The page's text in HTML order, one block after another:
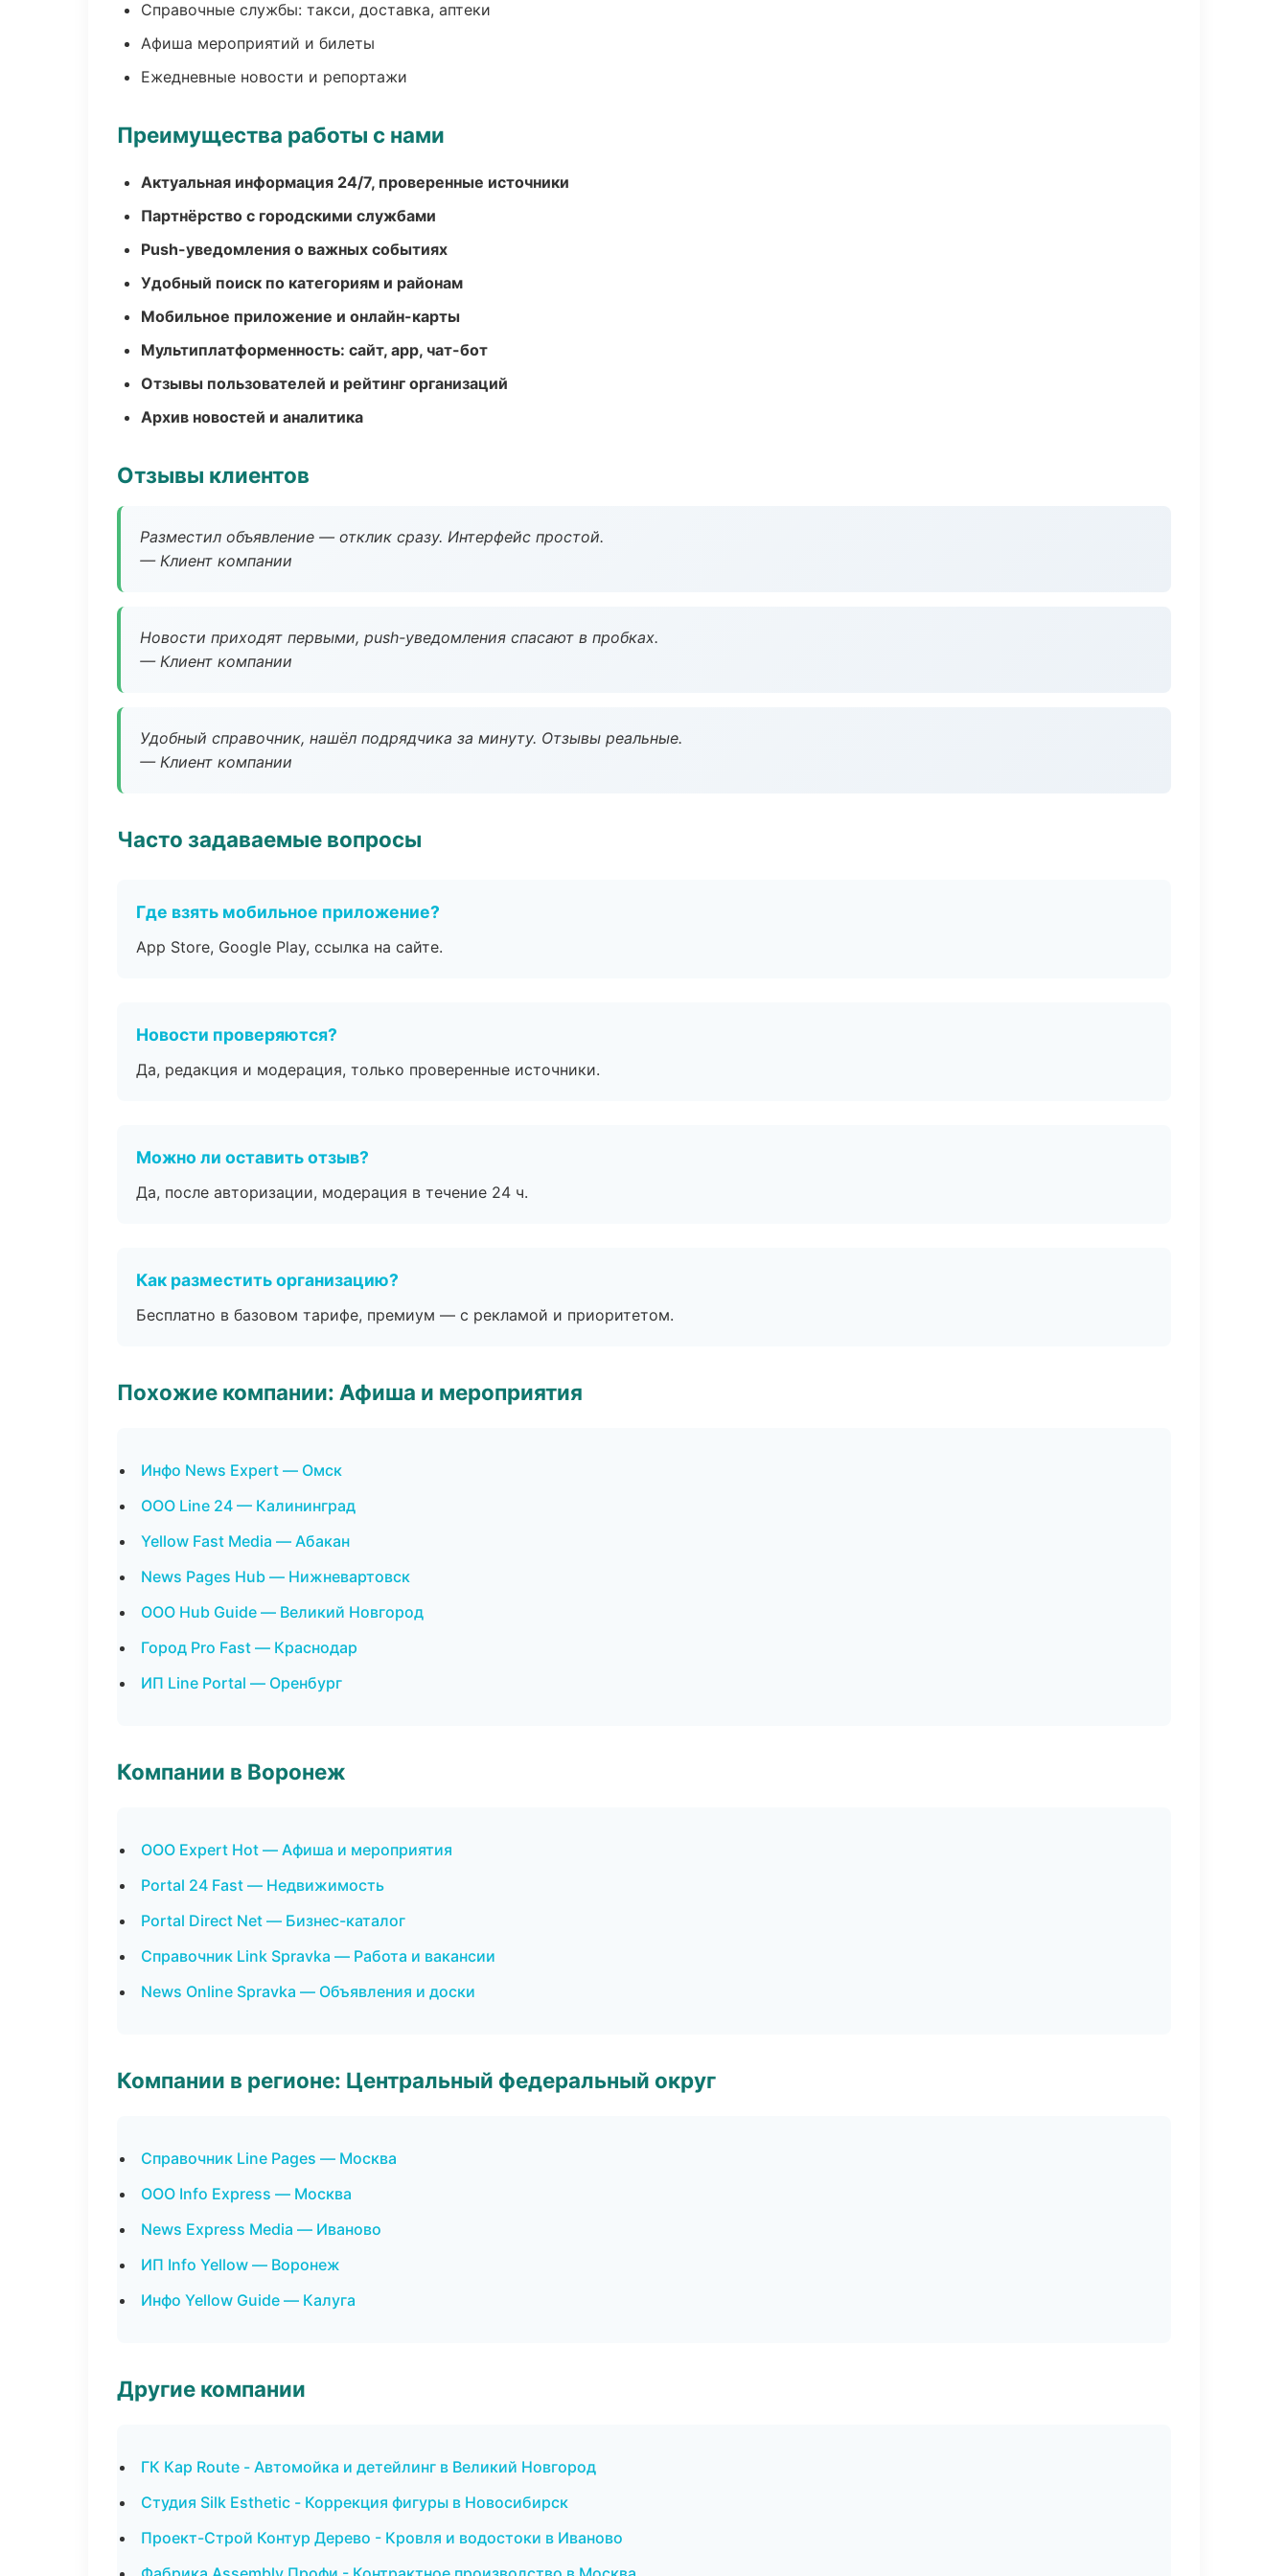
Справочные службы: такси, доставка, аптеки
Афиша мероприятий и билеты
Ежедневные новости и репортажи
Преимущества работы с нами
Актуальная информация 24/7, проверенные источники
Партнёрство с городскими службами
Push-уведомления о важных событиях
Удобный поиск по категориям и районам
Мобильное приложение и онлайн-карты
Мультиплатформенность: сайт, app, чат-бот
Отзывы пользователей и рейтинг организаций
Архив новостей и аналитика
Отзывы клиентов
Разместил объявление — отклик сразу. Интерфейс простой.
— Клиент компании
Новости приходят первыми, push-уведомления спасают в пробках.
— Клиент компании
Удобный справочник, нашёл подрядчика за минуту. Отзывы реальные.
— Клиент компании
Часто задаваемые вопросы
Где взять мобильное приложение?
App Store, Google Play, ссылка на сайте.
Новости проверяются?
Да, редакция и модерация, только проверенные источники.
Можно ли оставить отзыв?
Да, после авторизации, модерация в течение 24 ч.
Как разместить организацию?
Бесплатно в базовом тарифе, премиум — с рекламой и приоритетом.
Похожие компании: Афиша и мероприятия
Инфо News Expert — Омск
ООО Line 24 — Калининград
Yellow Fast Media — Абакан
News Pages Hub — Нижневартовск
ООО Hub Guide — Великий Новгород
Город Pro Fast — Краснодар
ИП Line Portal — Оренбург
Компании в Воронеж
ООО Expert Hot — Афиша и мероприятия
Portal 24 Fast — Недвижимость
Portal Direct Net — Бизнес-каталог
Справочник Link Spravka — Работа и вакансии
News Online Spravka — Объявления и доски
Компании в регионе: Центральный федеральный округ
Справочник Line Pages — Москва
ООО Info Express — Москва
News Express Media — Иваново
ИП Info Yellow — Воронеж
Инфо Yellow Guide — Калуга
Другие компании
ГК Кар Route - Автомойка и детейлинг в Великий Новгород
Студия Silk Esthetic - Коррекция фигуры в Новосибирск
Проект-Строй Контур Дерево - Кровля и водостоки в Иваново